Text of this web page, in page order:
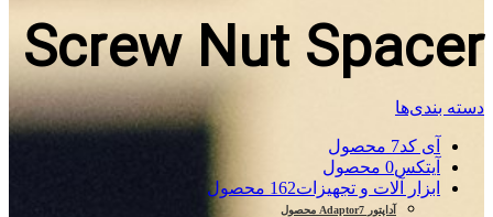
Screw Nut Spacer
دسته بندی‌ها
آی کد7 محصول
آیتکس0 محصول
ابزار آلات و تجهیزات162 محصول
آداپتور Adaptor 7 محصول